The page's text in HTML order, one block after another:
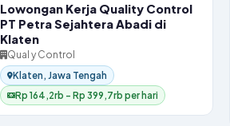
Lowongan Kerja Quality Control
PT Petra Sejahtera Abadi di
Klaten
Qual y Control
Klaten, Jawa Tengah
Rp 164,2rb – Rp 399,7rb per hari